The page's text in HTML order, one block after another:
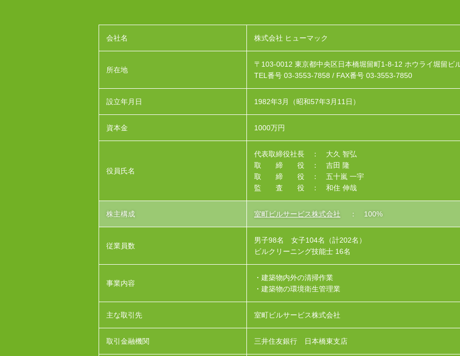
会社名 株式会社 ヒューマック
所在地
〒103-0012 東京都中央区日本橋堀留町1-8-12 ホウライ堀留ビ
TEL番号 03-3553-7858 / FAX番号 03-3553-7850
設立年月日 1982年3月（昭和57年3月11日）
資本金 1000万円
役員氏名
代表取締役社長 ： 大久 智弘
取 締 役 ： 吉田 隆
取 締 役 ： 五十嵐 一宇
監 査 役 ： 和住 伸哉
株主構成 室町ビルサービス株式会社 ： 100%
従業員数
男子98名 女子104名（計202名）
ビルクリーニング技能士 16名
事業内容
・建築物内外の清掃作業
・建築物の環境衛生管理業
主な取引先 室町ビルサービス株式会社
取引金融機関 三井住友銀行 日本橋東支店